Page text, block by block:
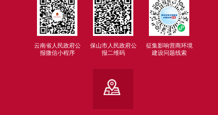
云南省人民政府公
报微信小程序
保山市人民政府公
报二维码
征集影响营商环境
建设问题线索